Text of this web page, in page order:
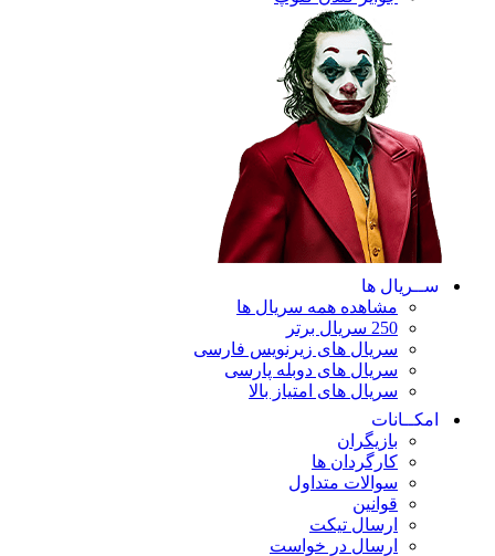
ها
مشاهده همه سریال ها
سریال های زیرنویس فارسی
سریال های دوبله پارسی
سریال های امتیاز بالا
کارگردان ها
سوالات متداول
ارسال تیکت
ارسال در خواست